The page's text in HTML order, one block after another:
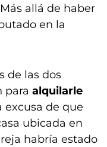
allá de haber
en la
de las dos
para alquilarle
excusa de que
ubicada en
habría estado